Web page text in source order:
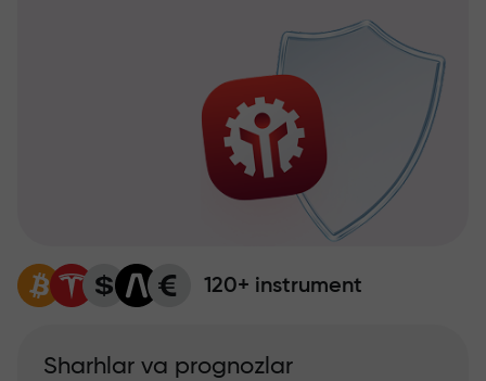
120+ instrument
Sharhlar va prognozlar